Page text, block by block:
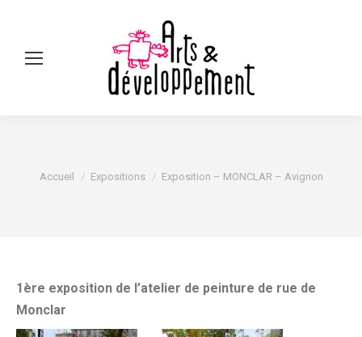
Vous êtes ici :
Accueil Expositions Exposition – MONCLAR – Avignon
1ère exposition de l’atelier de peinture de rue de
Monclar